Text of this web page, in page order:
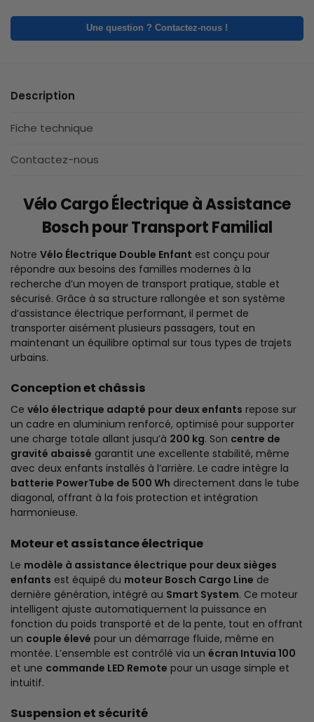
Une question ? Contactez-nous !
Description
Fiche technique
Contactez-nous
Vélo Cargo Électrique à Assistance
Bosch pour Transport Familial
Notre Vélo Électrique Double Enfant est conçu pour
répondre aux besoins des familles modernes à la
recherche d’un moyen de transport pratique, stable et
sécurisé. Grâce à sa structure rallongée et son système
d’assistance électrique performant, il permet de
transporter aisément plusieurs passagers, tout en
maintenant un équilibre optimal sur tous types de trajets
urbains.
Conception et châssis
Ce vélo électrique adapté pour deux enfants repose sur
un cadre en aluminium renforcé, optimisé pour supporter
une charge totale allant jusqu’à 200 kg. Son centre de
gravité abaissé garantit une excellente stabilité, même
avec deux enfants installés à l’arrière. Le cadre intègre la
batterie PowerTube de 500 Wh directement dans le tube
diagonal, offrant à la fois protection et intégration
harmonieuse.
Moteur et assistance électrique
Le modèle à assistance électrique pour deux sièges
enfants est équipé du moteur Bosch Cargo Line de
dernière génération, intégré au Smart System. Ce moteur
intelligent ajuste automatiquement la puissance en
fonction du poids transporté et de la pente, tout en offrant
un couple élevé pour un démarrage fluide, même en
montée. L’ensemble est contrôlé via un écran Intuvia 100
et une commande LED Remote pour un usage simple et
intuitif.
Suspension et sécurité